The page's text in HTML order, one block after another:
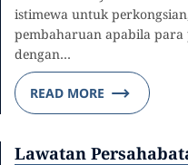
istimewa untuk
pembaharuan apabila
dengan…
READ MORE
Lawatan